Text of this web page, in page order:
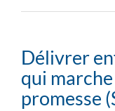
Délivrer
qui marche
promesse